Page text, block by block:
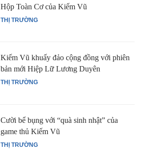
THỊ TRƯỜNG
Hộp Toàn Cơ của Kiếm Vũ
THỊ TRƯỜNG
Kiếm Vũ khuấy đảo cộng đồng với phiên
bản mới Hiệp Lữ Lương Duyên
THỊ TRƯỜNG
Cười bể bụng với “quà sinh nhật” của
game thủ Kiếm Vũ